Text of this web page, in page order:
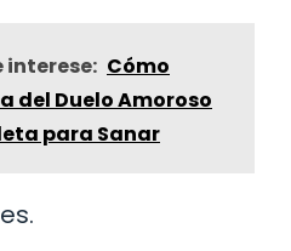
interese: Cómo
del Duelo Amoroso
para Sanar